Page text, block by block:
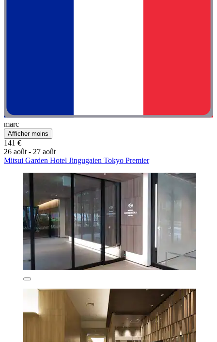
marc
Afficher moins
141 €
26 août - 27 août
Mitsui Garden Hotel Jingugaien Tokyo Premier